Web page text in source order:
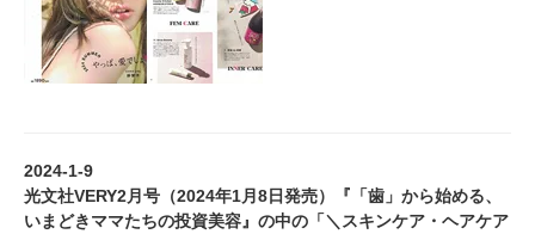
2024-1-9
光文社VERY2月号（2024年1月8日発売）『「歯」から始める、
いまどきママたちの投資美容』の中の「＼スキンケア・ヘアケア